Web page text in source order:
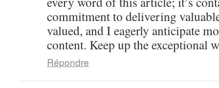
commitment to delivering
valued, and I eagerly anticipate
content. Keep up the exceptional
Répondre